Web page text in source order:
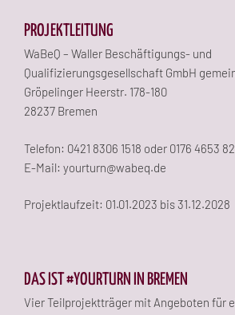
PROJEKTLEITUNG
WaBeQ – Waller Beschäftigungs- und
Qualifizierungsgesellschaft GmbH
Gröpelinger Heerstr. 178-180
28237 Bremen
Telefon: 0421 8306 1518 oder 0176 4653
E-Mail: yourturn@wabeq.de
Projektlaufzeit: 01.01.2023 bis 31.12.2028
DAS IST #YOURTURN IN BREMEN
Vier Teilprojektträger mit Angeboten für